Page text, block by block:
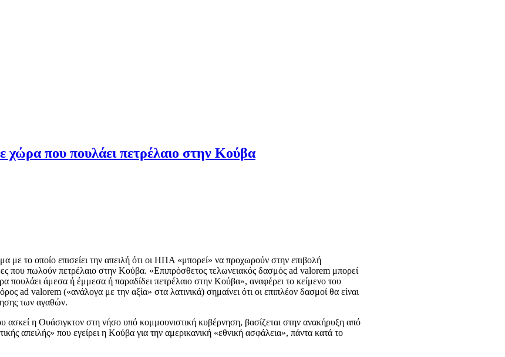
χώρα που πουλάει πετρέλαιο στην Κούβα
το οποίο επισείει την απειλή ότι οι ΗΠΑ «μπορεί» να προχωρούν στην επιβολή
που πωλούν πετρέλαιο στην Κούβα. «Επιπρόσθετος τελωνειακός δασμός ad valorem μπορεί
πουλάει άμεσα ή έμμεσα ή παραδίδει πετρέλαιο στην Κούβα», αναφέρει το κείμενο του
ad valorem («ανάλογα με την αξία» στα λατινικά) σημαίνει ότι οι επιπλέον δασμοί θα είναι
των αγαθών.
η Ουάσιγκτον στη νήσο υπό κομμουνιστική κυβέρνηση, βασίζεται στην ανακήρυξη από
απειλής» που εγείρει η Κούβα για την αμερικανική «εθνική ασφάλεια», πάντα κατά το